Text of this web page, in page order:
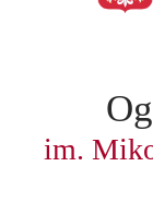
im.